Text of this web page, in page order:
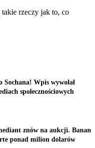
takie rzeczy jak to, co
Sochana! Wpis wywołał
społecznościowych
znów na aukcji. Banan
ponad milion dolarów